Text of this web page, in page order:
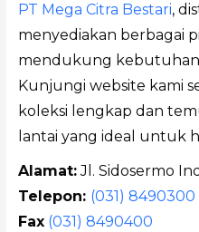
PT Mega Citra Bestari,
menyediakan berbagai
mendukung kebutuhan
Kunjungi website kami
koleksi lengkap dan
lantai yang ideal untuk
Alamat:Jl. Sidosermo
Telepon: (031) 8490300
Fax (031) 8490400